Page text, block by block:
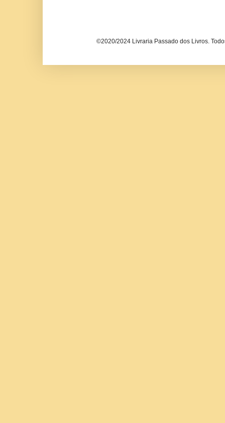
©2020/2024 Livraria Passado dos Livros.